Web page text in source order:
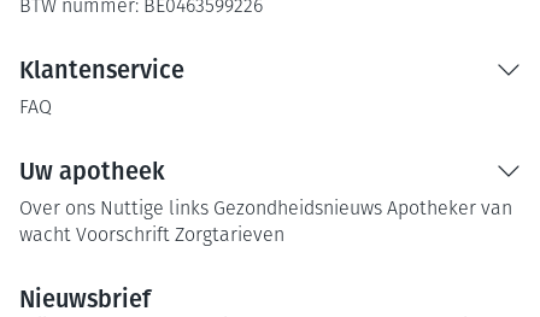
BTW nummer: BE0463599226
Klantenservice
FAQ
Uw apotheek
Over ons Nuttige links Gezondheidsnieuws Apotheker van
wacht Voorschrift Zorgtarieven
Nieuwsbrief